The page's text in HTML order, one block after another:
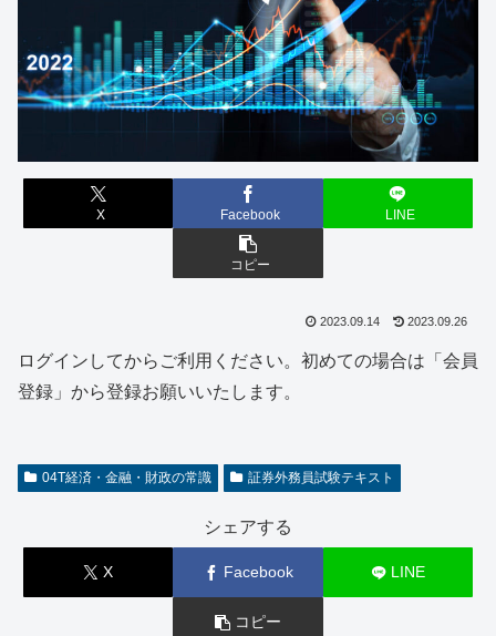
X Facebook LINE
コピー
2023.09.14 2023.09.26
ログインしてからご利用ください。初めての場合は「会員
登録」から登録お願いいたします。
04T経済・金融・財政の常識 証券外務員試験テキスト
シェアする
X Facebook LINE
コピー